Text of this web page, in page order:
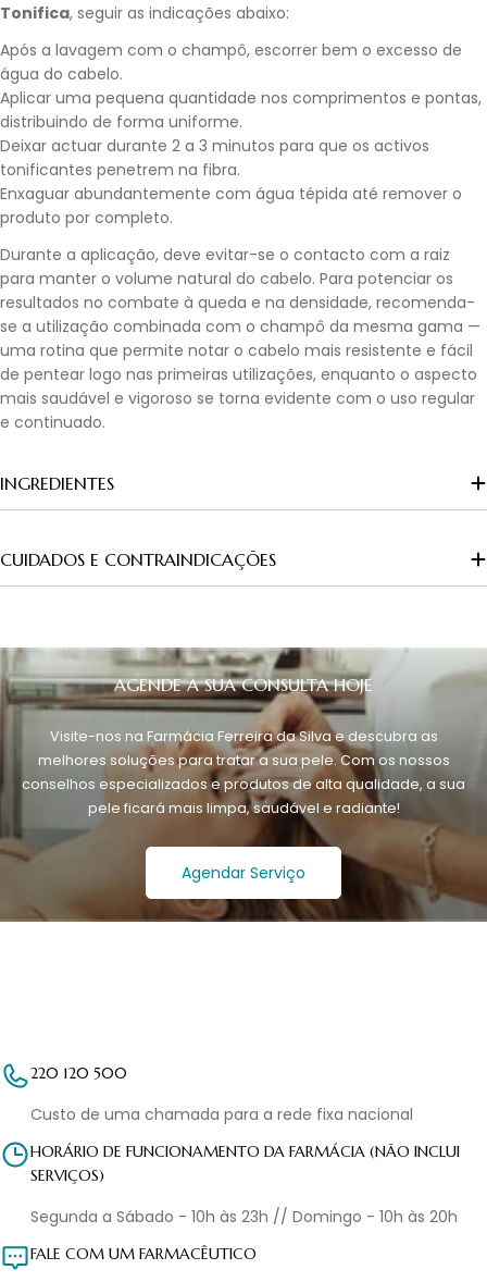
Tonifica, seguir as indicações abaixo:
Após a lavagem com o champô, escorrer bem o excesso de
água do cabelo.
Aplicar uma pequena quantidade nos comprimentos e pontas,
distribuindo de forma uniforme.
Deixar actuar durante 2 a 3 minutos para que os activos
tonificantes penetrem na fibra.
Enxaguar abundantemente com água tépida até remover o
produto por completo.
Durante a aplicação, deve evitar-se o contacto com a raiz
para manter o volume natural do cabelo. Para potenciar os
resultados no combate à queda e na densidade, recomenda-
se a utilização combinada com o champô da mesma gama —
uma rotina que permite notar o cabelo mais resistente e fácil
de pentear logo nas primeiras utilizações, enquanto o aspecto
mais saudável e vigoroso se torna evidente com o uso regular
e continuado.
INGREDIENTES
CUIDADOS E CONTRAINDICAÇÕES
AGENDE A SUA CONSULTA HOJE
Visite-nos na Farmácia Ferreira da Silva e descubra as
melhores soluções para tratar a sua pele. Com os nossos
conselhos especializados e produtos de alta qualidade, a sua
pele ficará mais limpa, saudável e radiante!
Agendar Serviço
220 120 500
Custo de uma chamada para a rede fixa nacional
HORÁRIO DE FUNCIONAMENTO DA FARMÁCIA (NÃO INCLUI
SERVIÇOS)
Segunda a Sábado - 10h às 23h // Domingo - 10h às 20h
FALE COM UM FARMACÊUTICO